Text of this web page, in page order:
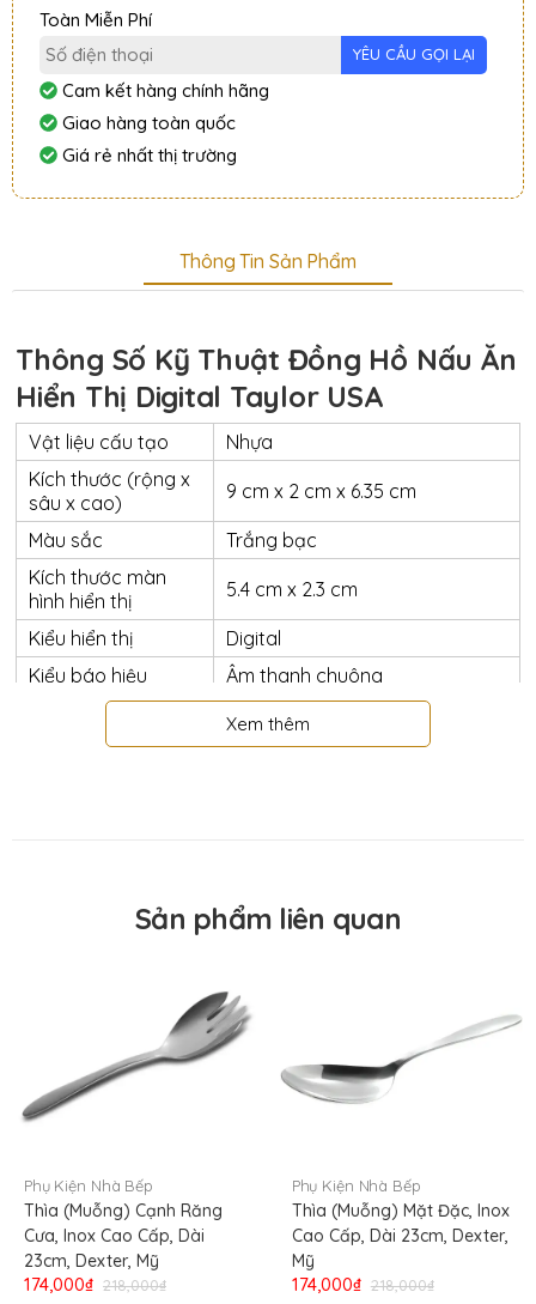
Toàn Miễn Phí
Cam kết hàng chính hãng
Giao hàng toàn quốc
Giá rẻ nhất thị trường
Thông Tin Sản Phẩm
Thông Số Kỹ Thuật Đồng Hồ Nấu Ăn
Hiển Thị Digital Taylor USA
Vật liệu cấu tạo
Nhựa
Kích thước (rộng x
sâu x cao)
9 cm x 2 cm x 6.35 cm
Màu sắc
Trắng bạc
Kích thước màn
hình hiển thị
5.4 cm x 2.3 cm
Kiểu hiển thị
Digital
Kiểu báo hiệu
Âm thanh chuông
Đặc điểm của
Memory Recall
Xuất xứ thương
Taylor USA
USA
Chứng nhận an
toàn NSF
Xem thêm
Sản phẩm liên quan
Phụ Kiện Nhà Bếp
Thìa (Muỗng) Cạnh Răng
Cưa, Inox Cao Cấp, Dài
23cm, Dexter, Mỹ
174,000₫ 218,000₫
Phụ Kiện Nhà Bếp
Thìa (Muỗng) Mặt Đặc, Inox
Cao Cấp, Dài 23cm, Dexter,
Mỹ
174,000₫ 218,000₫